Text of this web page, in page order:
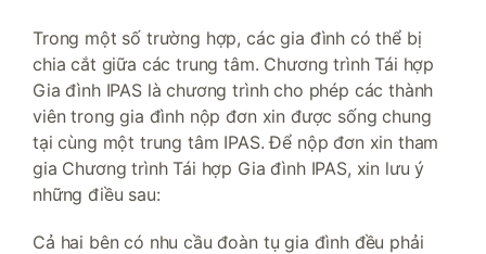
Trong một số trường hợp, các gia đình có thể bị
chia cắt giữa các trung tâm. Chương trình Tái hợp
Gia đình IPAS là chương trình cho phép các thành
viên trong gia đình nộp đơn xin được sống chung
tại cùng một trung tâm IPAS. Để nộp đơn xin tham
gia Chương trình Tái hợp Gia đình IPAS, xin lưu ý
những điều sau:
Cả hai bên có nhu cầu đoàn tụ gia đình đều phải